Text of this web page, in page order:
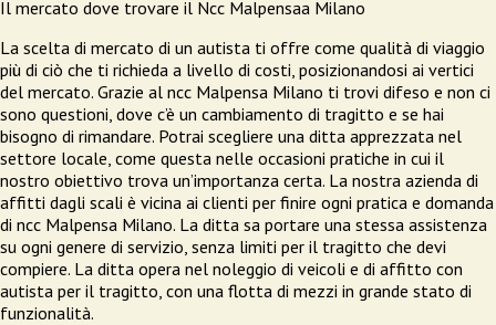
Il mercato dove trovare il Ncc Malpensaa Milano
La scelta di mercato di un autista ti offre come qualità di viaggio
più di ciò che ti richieda a livello di costi, posizionandosi ai vertici
del mercato. Grazie al ncc Malpensa Milano ti trovi difeso e non ci
sono questioni, dove c’è un cambiamento di tragitto e se hai
bisogno di rimandare. Potrai scegliere una ditta apprezzata nel
settore locale, come questa nelle occasioni pratiche in cui il
nostro obiettivo trova un’importanza certa. La nostra azienda di
affitti dagli scali è vicina ai clienti per finire ogni pratica e domanda
di ncc Malpensa Milano. La ditta sa portare una stessa assistenza
su ogni genere di servizio, senza limiti per il tragitto che devi
compiere. La ditta opera nel noleggio di veicoli e di affitto con
autista per il tragitto, con una flotta di mezzi in grande stato di
funzionalità.